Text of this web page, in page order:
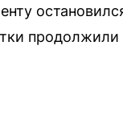
продолжили